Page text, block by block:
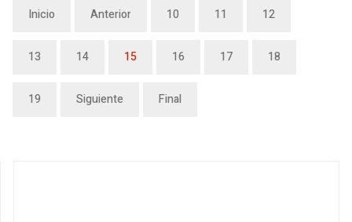
Inicio Anterior 10 11 12
13 14 15 16 17 18
19 Siguiente Final